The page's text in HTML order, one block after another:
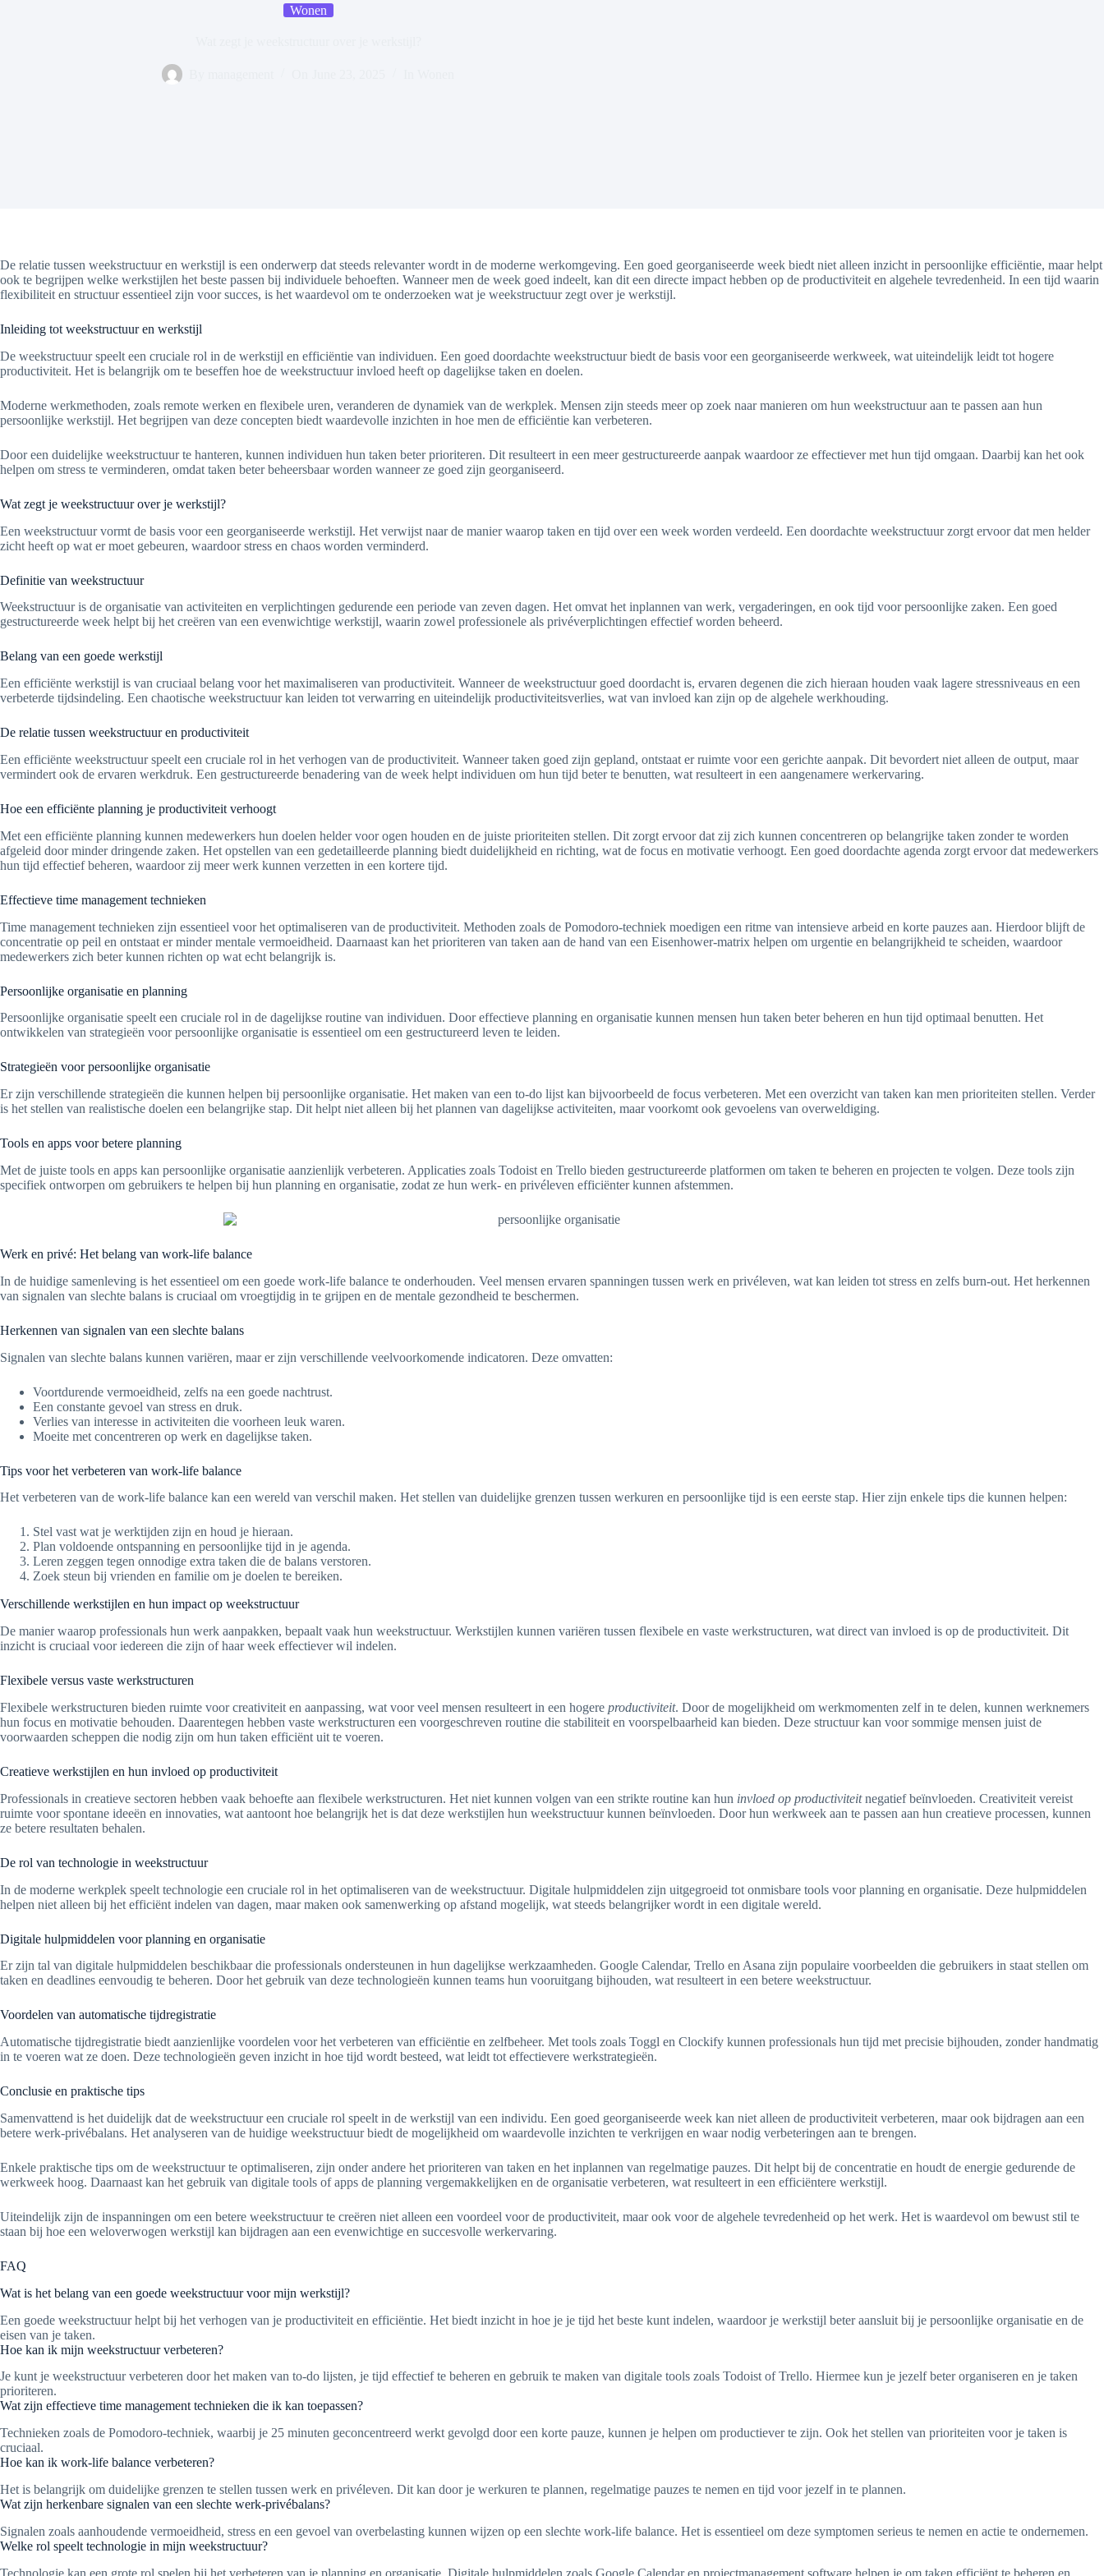
Wonen
De relatie tussen weekstructuur en werkstijl is een onderwerp dat steeds relevanter wordt in de moderne werkomgeving. Een goed georganiseerde week biedt niet alleen inzicht in persoonlijke efficiëntie, maar helpt
ook te begrijpen welke werkstijlen het beste passen bij individuele behoeften. Wanneer men de week goed indeelt, kan dit een directe impact hebben op de productiviteit en algehele tevredenheid. In een tijd waarin
flexibiliteit en structuur essentieel zijn voor succes, is het waardevol om te onderzoeken wat je weekstructuur zegt over je werkstijl.
Inleiding tot weekstructuur en werkstijl
De weekstructuur speelt een cruciale rol in de werkstijl en efficiëntie van individuen. Een goed doordachte weekstructuur biedt de basis voor een georganiseerde werkweek, wat uiteindelijk leidt tot hogere
productiviteit. Het is belangrijk om te beseffen hoe de weekstructuur invloed heeft op dagelijkse taken en doelen.
Moderne werkmethoden, zoals remote werken en flexibele uren, veranderen de dynamiek van de werkplek. Mensen zijn steeds meer op zoek naar manieren om hun weekstructuur aan te passen aan hun
persoonlijke werkstijl. Het begrijpen van deze concepten biedt waardevolle inzichten in hoe men de efficiëntie kan verbeteren.
Door een duidelijke weekstructuur te hanteren, kunnen individuen hun taken beter prioriteren. Dit resulteert in een meer gestructureerde aanpak waardoor ze effectiever met hun tijd omgaan. Daarbij kan het ook
helpen om stress te verminderen, omdat taken beter beheersbaar worden wanneer ze goed zijn georganiseerd.
Wat zegt je weekstructuur over je werkstijl?
Een weekstructuur vormt de basis voor een georganiseerde werkstijl. Het verwijst naar de manier waarop taken en tijd over een week worden verdeeld. Een doordachte weekstructuur zorgt ervoor dat men helder
zicht heeft op wat er moet gebeuren, waardoor stress en chaos worden verminderd.
Definitie van weekstructuur
Weekstructuur is de organisatie van activiteiten en verplichtingen gedurende een periode van zeven dagen. Het omvat het inplannen van werk, vergaderingen, en ook tijd voor persoonlijke zaken. Een goed
gestructureerde week helpt bij het creëren van een evenwichtige werkstijl, waarin zowel professionele als privéverplichtingen effectief worden beheerd.
Belang van een goede werkstijl
Een efficiënte werkstijl is van cruciaal belang voor het maximaliseren van productiviteit. Wanneer de weekstructuur goed doordacht is, ervaren degenen die zich hieraan houden vaak lagere stressniveaus en een
verbeterde tijdsindeling. Een chaotische weekstructuur kan leiden tot verwarring en uiteindelijk productiviteitsverlies, wat van invloed kan zijn op de algehele werkhouding.
De relatie tussen weekstructuur en productiviteit
Een efficiënte weekstructuur speelt een cruciale rol in het verhogen van de productiviteit. Wanneer taken goed zijn gepland, ontstaat er ruimte voor een gerichte aanpak. Dit bevordert niet alleen de output, maar
vermindert ook de ervaren werkdruk. Een gestructureerde benadering van de week helpt individuen om hun tijd beter te benutten, wat resulteert in een aangenamere werkervaring.
Hoe een efficiënte planning je productiviteit verhoogt
Met een efficiënte planning kunnen medewerkers hun doelen helder voor ogen houden en de juiste prioriteiten stellen. Dit zorgt ervoor dat zij zich kunnen concentreren op belangrijke taken zonder te worden
afgeleid door minder dringende zaken. Het opstellen van een gedetailleerde planning biedt duidelijkheid en richting, wat de focus en motivatie verhoogt. Een goed doordachte agenda zorgt ervoor dat medewerkers
hun tijd effectief beheren, waardoor zij meer werk kunnen verzetten in een kortere tijd.
Effectieve time management technieken
Time management technieken zijn essentieel voor het optimaliseren van de productiviteit. Methoden zoals de Pomodoro-techniek moedigen een ritme van intensieve arbeid en korte pauzes aan. Hierdoor blijft de
concentratie op peil en ontstaat er minder mentale vermoeidheid. Daarnaast kan het prioriteren van taken aan de hand van een Eisenhower-matrix helpen om urgentie en belangrijkheid te scheiden, waardoor
medewerkers zich beter kunnen richten op wat echt belangrijk is.
Persoonlijke organisatie en planning
Persoonlijke organisatie speelt een cruciale rol in de dagelijkse routine van individuen. Door effectieve planning en organisatie kunnen mensen hun taken beter beheren en hun tijd optimaal benutten. Het
ontwikkelen van strategieën voor persoonlijke organisatie is essentieel om een gestructureerd leven te leiden.
Strategieën voor persoonlijke organisatie
Er zijn verschillende strategieën die kunnen helpen bij persoonlijke organisatie. Het maken van een to-do lijst kan bijvoorbeeld de focus verbeteren. Met een overzicht van taken kan men prioriteiten stellen. Verder
is het stellen van realistische doelen een belangrijke stap. Dit helpt niet alleen bij het plannen van dagelijkse activiteiten, maar voorkomt ook gevoelens van overweldiging.
Tools en apps voor betere planning
Met de juiste tools en apps kan persoonlijke organisatie aanzienlijk verbeteren. Applicaties zoals Todoist en Trello bieden gestructureerde platformen om taken te beheren en projecten te volgen. Deze tools zijn
specifiek ontworpen om gebruikers te helpen bij hun planning en organisatie, zodat ze hun werk- en privéleven efficiënter kunnen afstemmen.
Werk en privé: Het belang van work-life balance
In de huidige samenleving is het essentieel om een goede work-life balance te onderhouden. Veel mensen ervaren spanningen tussen werk en privéleven, wat kan leiden tot stress en zelfs burn-out. Het herkennen
van signalen van slechte balans is cruciaal om vroegtijdig in te grijpen en de mentale gezondheid te beschermen.
Herkennen van signalen van een slechte balans
Signalen van slechte balans kunnen variëren, maar er zijn verschillende veelvoorkomende indicatoren. Deze omvatten:
Voortdurende vermoeidheid, zelfs na een goede nachtrust.
Een constante gevoel van stress en druk.
Verlies van interesse in activiteiten die voorheen leuk waren.
Moeite met concentreren op werk en dagelijkse taken.
Tips voor het verbeteren van work-life balance
Het verbeteren van de work-life balance kan een wereld van verschil maken. Het stellen van duidelijke grenzen tussen werkuren en persoonlijke tijd is een eerste stap. Hier zijn enkele tips die kunnen helpen:
Stel vast wat je werktijden zijn en houd je hieraan.
Plan voldoende ontspanning en persoonlijke tijd in je agenda.
Leren zeggen tegen onnodige extra taken die de balans verstoren.
Zoek steun bij vrienden en familie om je doelen te bereiken.
Verschillende werkstijlen en hun impact op weekstructuur
De manier waarop professionals hun werk aanpakken, bepaalt vaak hun weekstructuur. Werkstijlen kunnen variëren tussen flexibele en vaste werkstructuren, wat direct van invloed is op de productiviteit. Dit
inzicht is cruciaal voor iedereen die zijn of haar week effectiever wil indelen.
Flexibele versus vaste werkstructuren
Flexibele werkstructuren bieden ruimte voor creativiteit en aanpassing, wat voor veel mensen resulteert in een hogere productiviteit. Door de mogelijkheid om werkmomenten zelf in te delen, kunnen werknemers
hun focus en motivatie behouden. Daarentegen hebben vaste werkstructuren een voorgeschreven routine die stabiliteit en voorspelbaarheid kan bieden. Deze structuur kan voor sommige mensen juist de
voorwaarden scheppen die nodig zijn om hun taken efficiënt uit te voeren.
Creatieve werkstijlen en hun invloed op productiviteit
Professionals in creatieve sectoren hebben vaak behoefte aan flexibele werkstructuren. Het niet kunnen volgen van een strikte routine kan hun invloed op productiviteitnegatief beïnvloeden. Creativiteit vereist
ruimte voor spontane ideeën en innovaties, wat aantoont hoe belangrijk het is dat deze werkstijlen hun weekstructuur kunnen beïnvloeden. Door hun werkweek aan te passen aan hun creatieve processen, kunnen
ze betere resultaten behalen.
De rol van technologie in weekstructuur
In de moderne werkplek speelt technologie een cruciale rol in het optimaliseren van de weekstructuur. Digitale hulpmiddelen zijn uitgegroeid tot onmisbare tools voor planning en organisatie. Deze hulpmiddelen
helpen niet alleen bij het efficiënt indelen van dagen, maar maken ook samenwerking op afstand mogelijk, wat steeds belangrijker wordt in een digitale wereld.
Digitale hulpmiddelen voor planning en organisatie
Er zijn tal van digitale hulpmiddelen beschikbaar die professionals ondersteunen in hun dagelijkse werkzaamheden. Google Calendar, Trello en Asana zijn populaire voorbeelden die gebruikers in staat stellen om
taken en deadlines eenvoudig te beheren. Door het gebruik van deze technologieën kunnen teams hun vooruitgang bijhouden, wat resulteert in een betere weekstructuur.
Voordelen van automatische tijdregistratie
Automatische tijdregistratie biedt aanzienlijke voordelen voor het verbeteren van efficiëntie en zelfbeheer. Met tools zoals Toggl en Clockify kunnen professionals hun tijd met precisie bijhouden, zonder handmatig
in te voeren wat ze doen. Deze technologieën geven inzicht in hoe tijd wordt besteed, wat leidt tot effectievere werkstrategieën.
Conclusie en praktische tips
Samenvattend is het duidelijk dat de weekstructuur een cruciale rol speelt in de werkstijl van een individu. Een goed georganiseerde week kan niet alleen de productiviteit verbeteren, maar ook bijdragen aan een
betere werk-privébalans. Het analyseren van de huidige weekstructuur biedt de mogelijkheid om waardevolle inzichten te verkrijgen en waar nodig verbeteringen aan te brengen.
Enkele praktische tips om de weekstructuur te optimaliseren, zijn onder andere het prioriteren van taken en het inplannen van regelmatige pauzes. Dit helpt bij de concentratie en houdt de energie gedurende de
werkweek hoog. Daarnaast kan het gebruik van digitale tools of apps de planning vergemakkelijken en de organisatie verbeteren, wat resulteert in een efficiëntere werkstijl.
Uiteindelijk zijn de inspanningen om een betere weekstructuur te creëren niet alleen een voordeel voor de productiviteit, maar ook voor de algehele tevredenheid op het werk. Het is waardevol om bewust stil te
staan bij hoe een weloverwogen werkstijl kan bijdragen aan een evenwichtige en succesvolle werkervaring.
FAQ
Wat is het belang van een goede weekstructuur voor mijn werkstijl?
Een goede weekstructuur helpt bij het verhogen van je productiviteit en efficiëntie. Het biedt inzicht in hoe je je tijd het beste kunt indelen, waardoor je werkstijl beter aansluit bij je persoonlijke organisatie en de
eisen van je taken.
Hoe kan ik mijn weekstructuur verbeteren?
Je kunt je weekstructuur verbeteren door het maken van to-do lijsten, je tijd effectief te beheren en gebruik te maken van digitale tools zoals Todoist of Trello. Hiermee kun je jezelf beter organiseren en je taken
prioriteren.
Wat zijn effectieve time management technieken die ik kan toepassen?
Technieken zoals de Pomodoro-techniek, waarbij je 25 minuten geconcentreerd werkt gevolgd door een korte pauze, kunnen je helpen om productiever te zijn. Ook het stellen van prioriteiten voor je taken is
cruciaal.
Hoe kan ik work-life balance verbeteren?
Het is belangrijk om duidelijke grenzen te stellen tussen werk en privéleven. Dit kan door je werkuren te plannen, regelmatige pauzes te nemen en tijd voor jezelf in te plannen.
Wat zijn herkenbare signalen van een slechte werk-privébalans?
Signalen zoals aanhoudende vermoeidheid, stress en een gevoel van overbelasting kunnen wijzen op een slechte work-life balance. Het is essentieel om deze symptomen serieus te nemen en actie te ondernemen.
Welke rol speelt technologie in mijn weekstructuur?
Technologie kan een grote rol spelen bij het verbeteren van je planning en organisatie. Digitale hulpmiddelen zoals Google Calendar en projectmanagement software helpen je om taken efficiënt te beheren en